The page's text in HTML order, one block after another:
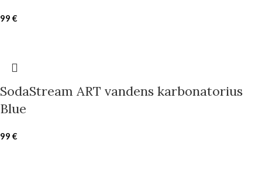
99 €
SodaStream ART vandens karbonatorius
Blue
99 €